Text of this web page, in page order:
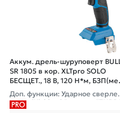
Аккум. дрель-шуруповерт
SR 1805 в кор. XLTpro SOLO
БЕСЩЕТ., 18 В, 120 Н*м,
13 мм
Доп. функции: Ударное
е, "AntiKickback", режим